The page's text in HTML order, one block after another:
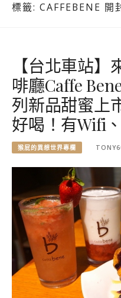
標籤: CAFFEBENE 開
【台北車站
啡廳Caffe
列新品甜蜜上
好喝！有Wifi
猴屁的異想世界專欄